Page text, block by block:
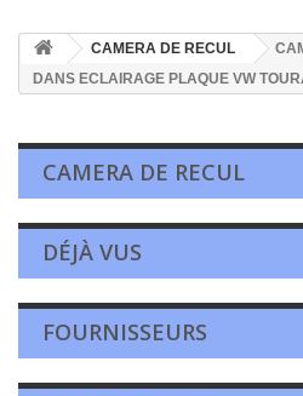
CAMERA DE RECUL
DANS ECLAIRAGE PLAQUE VW
CAMERA DE RECUL
DÉJÀ VUS
FOURNISSEURS